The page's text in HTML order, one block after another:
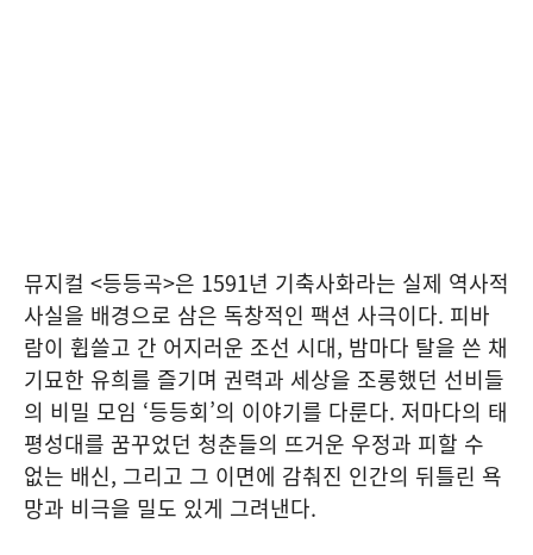
뮤지컬 <등등곡>은 1591년 기축사화라는 실제 역사적
사실을 배경으로 삼은 독창적인 팩션 사극이다. 피바
람이 휩쓸고 간 어지러운 조선 시대, 밤마다 탈을 쓴 채
기묘한 유희를 즐기며 권력과 세상을 조롱했던 선비들
의 비밀 모임 ‘등등회’의 이야기를 다룬다. 저마다의 태
평성대를 꿈꾸었던 청춘들의 뜨거운 우정과 피할 수
없는 배신, 그리고 그 이면에 감춰진 인간의 뒤틀린 욕
망과 비극을 밀도 있게 그려낸다.